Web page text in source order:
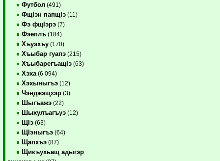
Футбол (491)
ФщIэн папщIэ (11)
Фэ фщIэрэ (7)
Фэеплъ (184)
Хъуэхъу (170)
Хъыбар гуапэ (215)
ХъыбарегъащIэ (63)
Хэха (6 094)
Хэхыныгъэ (12)
Чэнджэщхэр (3)
Шыгъажэ (22)
Шыхулъагъуэ (12)
ЩIэ (63)
ЩIэныгъэ (64)
Щапхъэ (87)
Щикъухьащ адыгэр